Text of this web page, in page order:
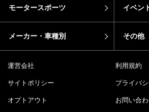
モータースポーツ イベン
メーカー・車種別 その他
運営会社 利用規約
サイトポリシー プライバ
オプトアウト お問い合